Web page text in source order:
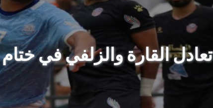
تعادل القارة والزلفي في